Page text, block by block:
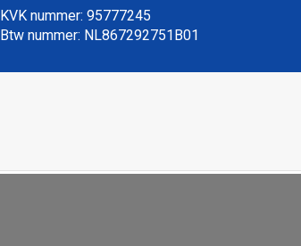
KVK nummer: 95777245
Btw nummer: NL867292751B01